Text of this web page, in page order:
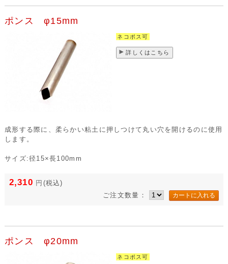
ポンス φ15mm
ネコポス可
詳しくはこちら
成形する際に、柔らかい粘土に押しつけて丸い穴を開けるのに使用
します。
サイズ:径15×長100mm
2,310 円 (税込)
ご注文数量：
ポンス φ20mm
ネコポス可